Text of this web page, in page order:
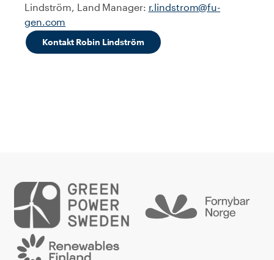
Lindström, Land Manager: r.lindstrom@fu-
gen.com
Kontakt Robin Lindström